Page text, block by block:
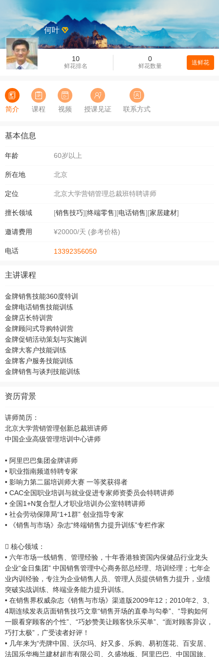
10
鲜花排名
0
鲜花数量 送鲜花
何叶
简介 课程 视频 授课见证 联系方式
基本信息
年龄 60岁以上
所在地 北京
定位 北京大学营销管理总裁班特聘讲师
擅长领域 [销售技巧][终端零售][电话销售][家居建材]
邀请费用 ¥20000/天 (参考价格)
电话 13392356050
主讲课程
金牌销售技能360度特训
金牌电话销售技能训练
金牌店长特训营
金牌顾问式导购特训营
金牌促销活动策划与实施训
金牌大客户技能训练
金牌客户服务技能训练
金牌销售与谈判技能训练
资历背景
讲师简历：
北京大学营销管理创新总裁班讲师
中国企业高级管理培训中心讲师
• 阿里巴巴集团金牌讲师
• 职业指南频道特聘专家
• 影响力第二届培训师大赛 一等奖获得者
• CAC全国职业培训与就业促进专家师资委员会特聘讲师
• 全国1+N复合型人才职业培训办公室特聘讲师
• 社会劳动保障局“1+1群” 创业指导专家
• 《销售与市场》杂志“终端销售力提升训练”专栏作家
 核心领域：
• 六年市场一线销售、管理经验，十年香港独资国内保健品行业龙头
企业“金日集团” 中国销售管理中心商务部总经理、培训经理；七年企
业内训经验，专注为企业销售人员、管理人员提供销售力提升，业绩
突破实战训练、终端业务能力提升训练。
• 在销售界权威杂志《销售与市场》渠道版2009年12；2010年2、3、
4期连续发表店面销售技巧文章“销售开场的直拳与勾拳”、“导购如何
一眼看穿顾客的个性”、“巧妙赞美让顾客快乐买单”、“面对顾客异议，
巧打太极”，广受读者好评！
• 几年来为“壳牌中国、沃尔玛、好又多、乐购、易初莲花、百安居、
法国乐华梅兰建材超市有限公司、久盛地板、阿里巴巴、中国国旅、